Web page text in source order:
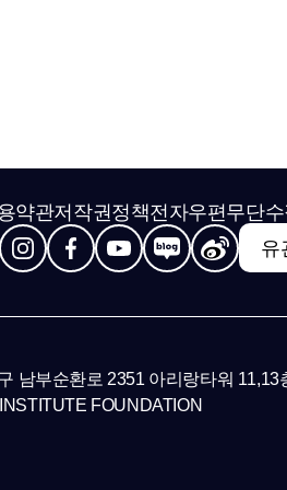
약관저작권정책전자우편무단
유
남부순환로 2351 아리랑타워 11,13
FOUNDATION